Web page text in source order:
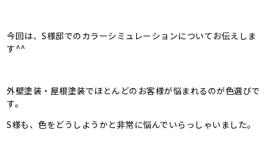
今回は、S様邸でのカラーシミュレーションについてお伝えしま
す^^
外壁塗装・屋根塗装でほとんどのお客様が悩まれるのが色選びで
す。
S様も、色をどうしようかと非常に悩んでいらっしゃいました。